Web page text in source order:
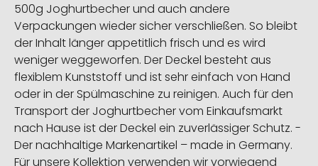
500g Joghurtbecher und auch andere
Verpackungen wieder sicher verschließen. So bleibt
der Inhalt länger appetitlich frisch und es wird
weniger weggeworfen. Der Deckel besteht aus
flexiblem Kunststoff und ist sehr einfach von Hand
oder in der Spülmaschine zu reinigen. Auch für den
Transport der Joghurtbecher vom Einkaufsmarkt
nach Hause ist der Deckel ein zuverlässiger Schutz. -
Der nachhaltige Markenartikel – made in Germany.
Für unsere Kollektion verwenden wir vorwiegend